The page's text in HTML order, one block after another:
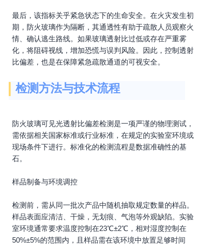
最后，该指标关乎紧急状态下的生命安全。在火灾发生初
期，防火玻璃作为隔断，其通透性有助于疏散人员观察火
情、确认逃生路线。如果玻璃透射比过低或存在严重雾
化，将阻碍视线，增加恐慌与误判风险。因此，控制透射
比偏差，也是在保障紧急疏散通道的可视安全。
检测方法与技术流程
防火玻璃可见光透射比偏差检测是一项严谨的物理测试，
需依据相关国家标准或行业标准，在规定的实验室环境或
现场条件下进行。标准化的检测流程是数据准确性的基
石。
样品制备与环境调控
检测前，需从同一批次产品中随机抽取规定数量的样品。
样品表面应清洁、干燥，无划痕、气泡等外观缺陷。实验
室环境通常要求温度控制在23℃±2℃，相对湿度控制在
50%±5%的范围内，且样品需在该环境中放置足够时间